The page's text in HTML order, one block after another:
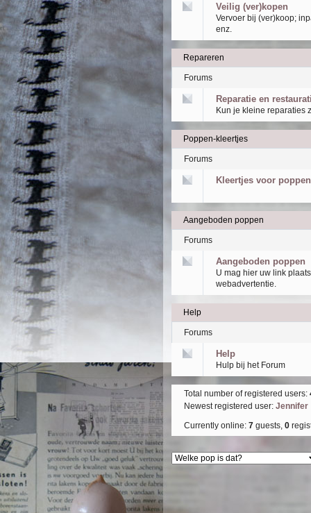
Veilig (ver)kopen
Vervoer bij (ver)koop;
enz.
Repareren
Forums
Reparatie en
Kun je kleine reparaties
Poppen-kleertjes
Forums
Kleertjes voor poppen
Aangeboden poppen
Forums
Aangeboden poppen
U mag hier uw link
webadvertentie.
Help
Forums
Help
Hulp bij het Forum
Total number of registered users:
Newest registered user: Jennifer
Currently online: 7 guests, 0